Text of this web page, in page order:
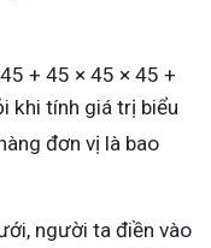
+ 45 × 45 × 45 +
khi tính giá trị biểu
đơn vị là bao
người ta điền vào